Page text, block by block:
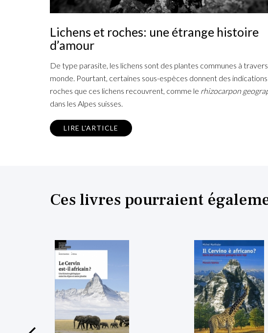
Lichens et roches: une étrange histoire
d’amour
De type parasite, les lichens sont des plantes communes à
monde. Pourtant, certaines sous-espèces donnent des indications
roches que ces lichens recouvrent, comme le rhizocarpon
dans les Alpes suisses.
LIRE L'ARTICLE
Ces livres pourraient